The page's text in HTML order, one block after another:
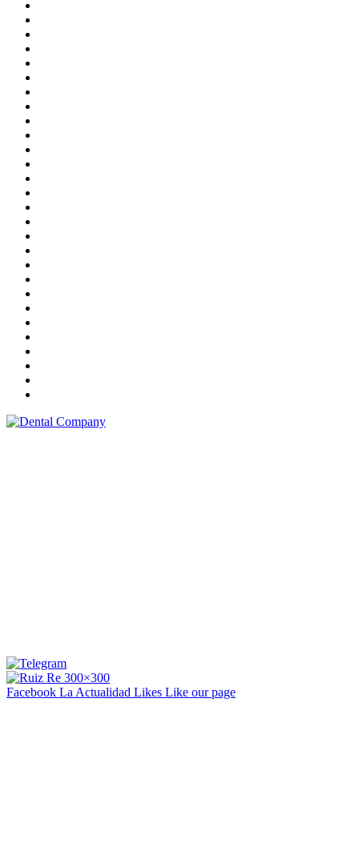
Facebook La Actualidad Likes Like our page